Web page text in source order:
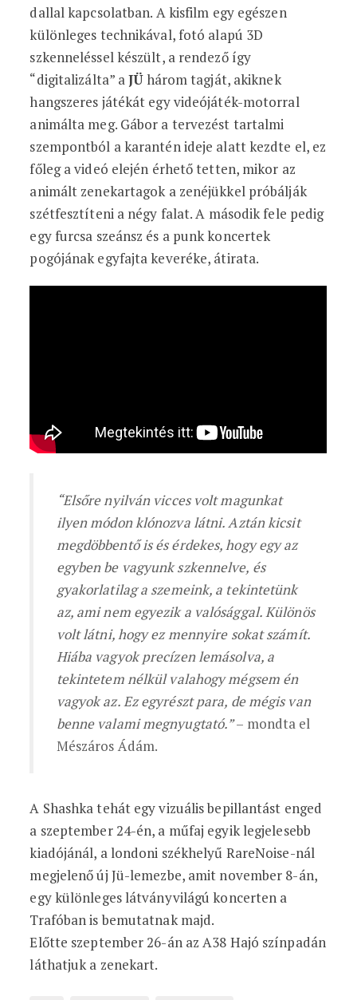
dallal kapcsolatban. A kisfilm egy egészen
különleges technikával, fotó alapú 3D
szkenneléssel készült, a rendező így
“digitalizálta” aJÜhárom tagját, akiknek
hangszeres játékát egy videójáték-motorral
animálta meg. Gábor a tervezést tartalmi
szempontból a karantén ideje alatt kezdte el, ez
főleg a videó elején érhető tetten, mikor az
animált zenekartagok a zenéjükkel próbálják
szétfesztíteni a négy falat. A második fele pedig
egy furcsa szeánsz és a punk koncertek
pogójának egyfajta keveréke, átirata.
“Elsőre nyilván vicces volt magunkat
ilyen módon klónozva látni. Aztán kicsit
megdöbbentő is és érdekes, hogy egy az
egyben be vagyunk szkennelve, és
gyakorlatilag a szemeink, a tekintetünk
az, ami nem egyezik a valósággal. Különös
volt látni, hogy ez mennyire sokat számít.
Hiába vagyok precízen lemásolva, a
tekintetem nélkül valahogy mégsem én
vagyok az. Ez egyrészt para, de mégis van
benne valami megnyugtató.”– mondta el
Mészáros Ádám.
A Shashka tehát egy vizuális bepillantást enged
a szeptember 24-én, a műfaj egyik legjelesebb
kiadójánál, a londoni székhelyű RareNoise-nál
megjelenő új Jü-lemezbe, amit november 8-án,
egy különleges látványvilágú koncerten a
Trafóban is bemutatnak majd.
Előtte szeptember 26-án az A38 Hajó színpadán
láthatjuk a zenekart.